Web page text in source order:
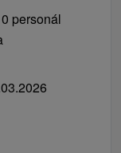
personál